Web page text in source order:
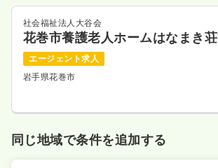
社会福祉法人大谷会
花巻市養護老人ホームはなまき荘
エージェント求人
岩手県花巻市
同じ地域で条件を追加する